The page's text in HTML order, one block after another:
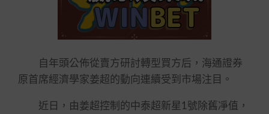
自年頭公佈從賣方研討轉型買方后，海通證券
原首席經濟學家姜超的動向連續受到市場注目。
近日，由姜超控制的中泰超新星1號除舊凈值，